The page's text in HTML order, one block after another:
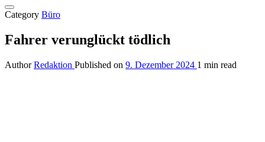
Category Büro
Fahrer verunglückt tödlich
Author Redaktion Published on 9. Dezember 2024 1 min read